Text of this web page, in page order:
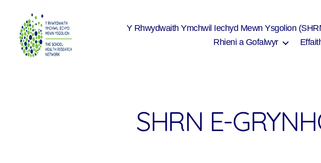
Y Rhwydwaith Ymchwil Iechyd Mewn Ysgolion
Rhieni a Gofalwyr
SHRN E-